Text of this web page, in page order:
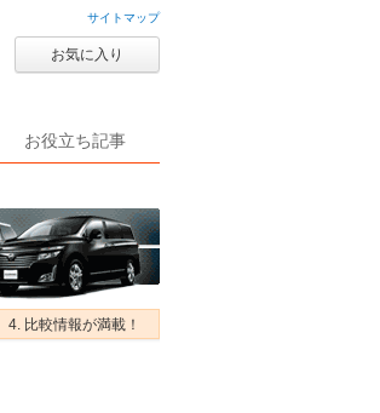
サイトマップ
お気に入り
お役立ち記事
4. 比較情報が満載！